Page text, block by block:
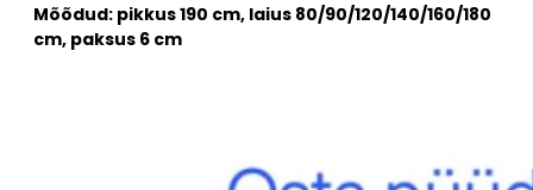
Mõõdud: pikkus 190 cm, laius 80/90/120/140/160/180
cm, paksus 6 cm